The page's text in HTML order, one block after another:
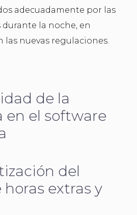
adecuadamente por las
durante la noche, en
nuevas regulaciones.
de la
en el software
del
extras y